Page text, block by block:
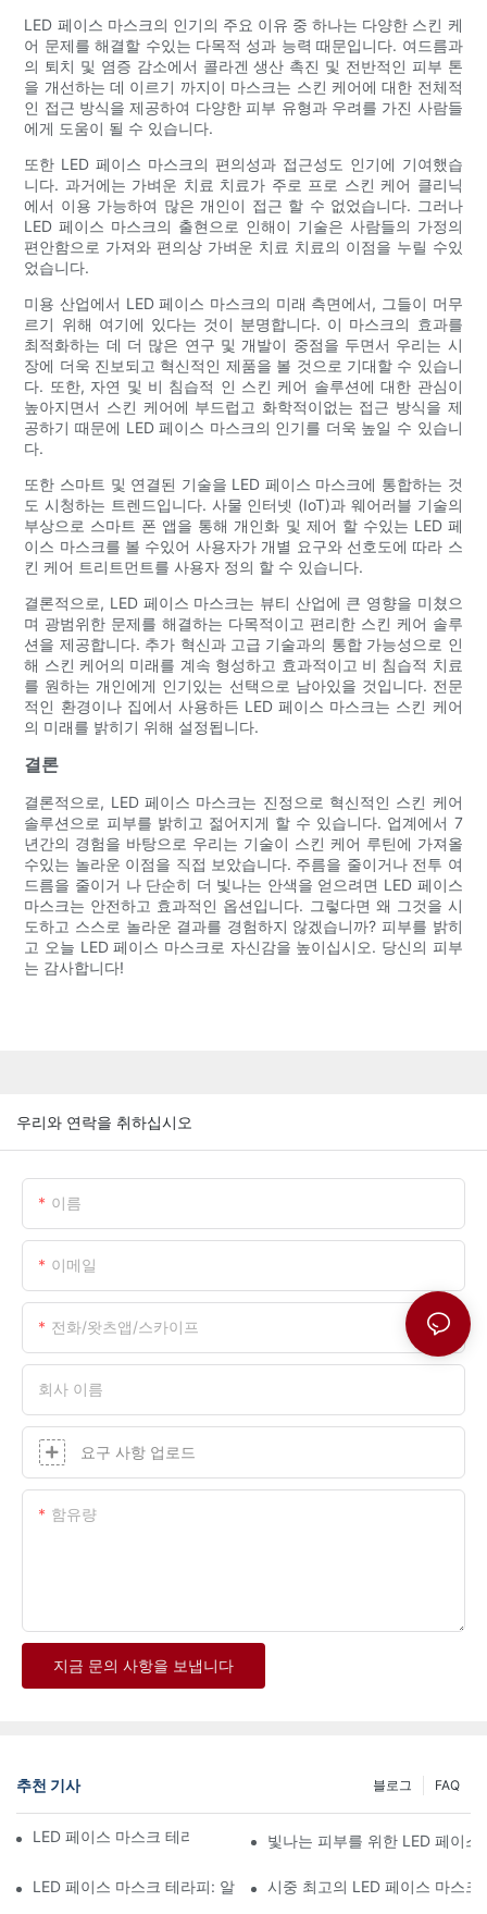
LED 페이스 마스크의 인기의 주요 이유 중 하나는 다양한 스킨 케
어 문제를 해결할 수있는 다목적 성과 능력 때문입니다. 여드름과
의 퇴치 및 염증 감소에서 콜라겐 생산 촉진 및 전반적인 피부 톤
을 개선하는 데 이르기 까지이 마스크는 스킨 케어에 대한 전체적
인 접근 방식을 제공하여 다양한 피부 유형과 우려를 가진 사람들
에게 도움이 될 수 있습니다.
또한 LED 페이스 마스크의 편의성과 접근성도 인기에 기여했습
니다. 과거에는 가벼운 치료 치료가 주로 프로 스킨 케어 클리닉
에서 이용 가능하여 많은 개인이 접근 할 수 없었습니다. 그러나
LED 페이스 마스크의 출현으로 인해이 기술은 사람들의 가정의
편안함으로 가져와 편의상 가벼운 치료 치료의 이점을 누릴 수있
었습니다.
미용 산업에서 LED 페이스 마스크의 미래 측면에서, 그들이 머무
르기 위해 여기에 있다는 것이 분명합니다. 이 마스크의 효과를
최적화하는 데 더 많은 연구 및 개발이 중점을 두면서 우리는 시
장에 더욱 진보되고 혁신적인 제품을 볼 것으로 기대할 수 있습니
다. 또한, 자연 및 비 침습적 인 스킨 케어 솔루션에 대한 관심이
높아지면서 스킨 케어에 부드럽고 화학적이없는 접근 방식을 제
공하기 때문에 LED 페이스 마스크의 인기를 더욱 높일 수 있습니
다.
또한 스마트 및 연결된 기술을 LED 페이스 마스크에 통합하는 것
도 시청하는 트렌드입니다. 사물 인터넷 (IoT)과 웨어러블 기술의
부상으로 스마트 폰 앱을 통해 개인화 및 제어 할 수있는 LED 페
이스 마스크를 볼 수있어 사용자가 개별 요구와 선호도에 따라 스
킨 케어 트리트먼트를 사용자 정의 할 수 있습니다.
결론적으로, LED 페이스 마스크는 뷰티 산업에 큰 영향을 미쳤으
며 광범위한 문제를 해결하는 다목적이고 편리한 스킨 케어 솔루
션을 제공합니다. 추가 혁신과 고급 기술과의 통합 가능성으로 인
해 스킨 케어의 미래를 계속 형성하고 효과적이고 비 침습적 치료
를 원하는 개인에게 인기있는 선택으로 남아있을 것입니다. 전문
적인 환경이나 집에서 사용하든 LED 페이스 마스크는 스킨 케어
의 미래를 밝히기 위해 설정됩니다.
결론
결론적으로, LED 페이스 마스크는 진정으로 혁신적인 스킨 케어
솔루션으로 피부를 밝히고 젊어지게 할 수 있습니다. 업계에서 7
년간의 경험을 바탕으로 우리는 기술이 스킨 케어 루틴에 가져올
수있는 놀라운 이점을 직접 보았습니다. 주름을 줄이거나 전투 여
드름을 줄이거 나 단순히 더 빛나는 안색을 얻으려면 LED 페이스
마스크는 안전하고 효과적인 옵션입니다. 그렇다면 왜 그것을 시
도하고 스스로 놀라운 결과를 경험하지 않겠습니까? 피부를 밝히
고 오늘 LED 페이스 마스크로 자신감을 높이십시오. 당신의 피부
는 감사합니다!
우리와 연락을 취하십시오
이름
이메일
전화/왓츠앱/스카이프
회사 이름
요구 사항 업로드
함유량
지금 문의 사항을 보냅니다
추천 기사 FAQ
블로그
LED 페이스 마스크 테라피와 피부 관리의 연관성빛나는 피부를 위한 LED 페이
LED 페이스 마스크 테라피: 알아야 할 사항시중 최고의 LED 페이스 마스크